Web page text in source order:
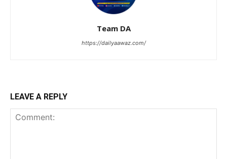
Team DA
https://dailyaawaz.com/
LEAVE A REPLY